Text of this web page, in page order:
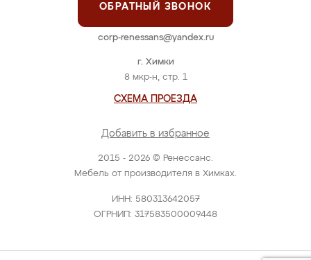
2015 - 2026 © Ренессанс.
Мебель от производителя в Химках.
ИНН: 580313642057
ОГРНИП: 317583500009448
г. Химки
8 мкр-н, стр. 1
СХЕМА ПРОЕЗДА
Добавить в избранное
ОБРАТНЫЙ ЗВОНОК
corp-renessans@yandex.ru